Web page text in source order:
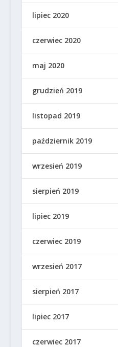
lipiec 2020
czerwiec 2020
maj 2020
grudzień 2019
listopad 2019
październik 2019
wrzesień 2019
sierpień 2019
lipiec 2019
czerwiec 2019
wrzesień 2017
sierpień 2017
lipiec 2017
czerwiec 2017